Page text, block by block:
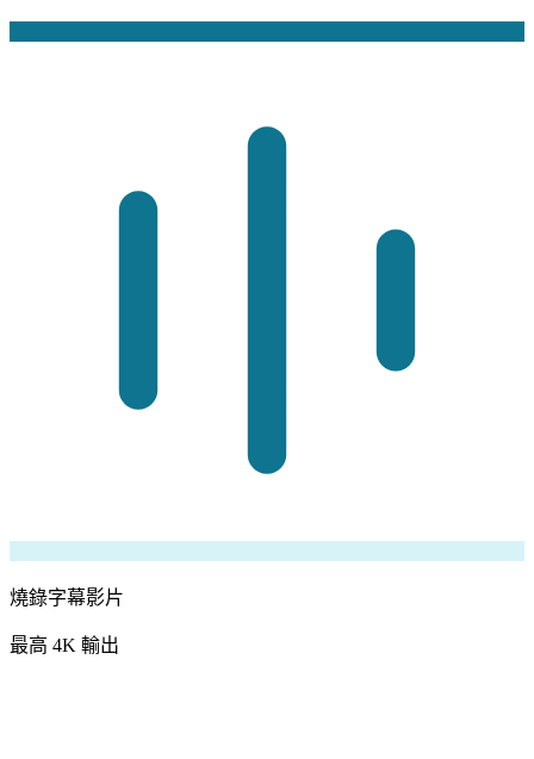
燒錄字幕影片
最高 4K 輸出